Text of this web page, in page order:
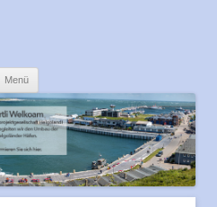
Menü
springen